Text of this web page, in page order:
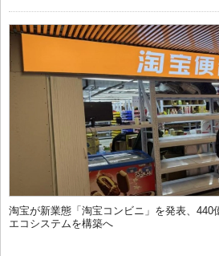
淘宝が新業態「淘宝コンビニ」を発表、440
エコシステムを構築へ